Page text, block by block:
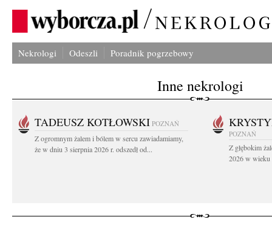
Nekrologi Odeszli Poradnik pogrzebowy
Inne nekrologi
TADEUSZ KOTŁOWSKI POZNAŃ
Z ogromnym żalem i bólem w sercu zawiadamiamy,
że w dniu 3 sierpnia 2026 r. odszedł od...
POZNAŃ
Z głębokim
2026 w wieku